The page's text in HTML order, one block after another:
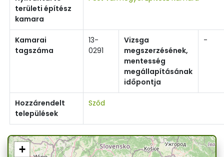
területi építész
kamara
Kamarai
tagszáma
13-
0291
Vizsga
megszerzésének,
mentesség
megállapításának
időpontja
-
Hozzárendelt
települések
Sződ
+